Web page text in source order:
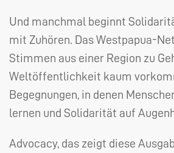
Und manchmal beginnt
mit Zuhören. Das Westpapua-
Stimmen aus einer Region zu
Weltöffentlichkeit kaum
Begegnungen, in denen
lernen und Solidarität auf
Advocacy, das zeigt diese